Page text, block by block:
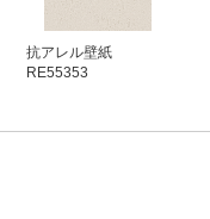
抗アレル壁紙
RE55353